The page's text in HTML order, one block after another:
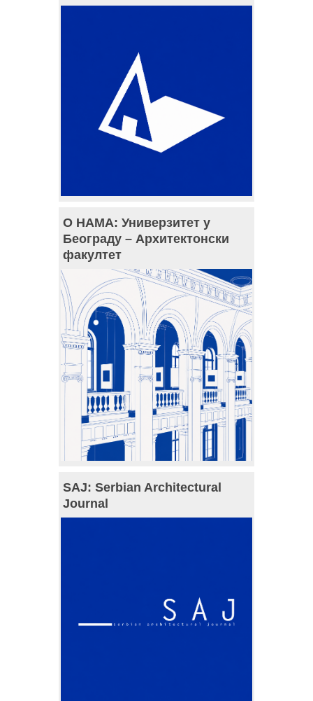
О НАМА: Универзитет у
Београду – Архитектонски
факултет
SAJ: Serbian Architectural
Journal